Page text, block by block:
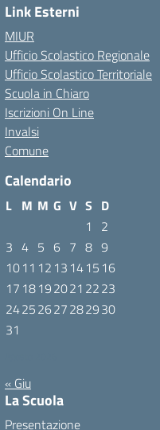
Link Esterni
MIUR
Ufficio Scolastico Regionale
Ufficio Scolastico Territoriale
Scuola in Chiaro
Iscrizioni On Line
Invalsi
Comune
Calendario
L M M G V S D
1
2
3 4 5 6 7 8 9
1011 12 13 1415 16
17 18192021 2223
24252627282930
31
« Giu
La Scuola
Presentazione